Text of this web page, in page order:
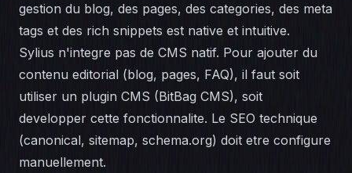
gestion du blog, des pages, des categories, des meta
tags et des rich snippets est native et intuitive.
Sylius n'integre pas de CMS natif. Pour ajouter du
contenu editorial (blog, pages, FAQ), il faut soit
utiliser un plugin CMS (BitBag CMS), soit
developper cette fonctionnalite. Le SEO technique
(canonical, sitemap, schema.org) doit etre configure
manuellement.